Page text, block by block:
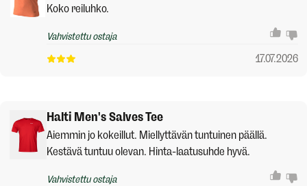
Koko reiluhko.
Vahvistettu ostaja
17.07.2026
Halti Men's Salves Tee
Aiemmin jo kokeillut. Miellyttävän tuntuinen päällä.
Kestävä tuntuu olevan. Hinta-laatusuhde hyvä.
Vahvistettu ostaja